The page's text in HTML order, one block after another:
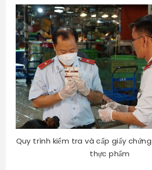
Quy trình kiểm tra và cấp giấy
thực phẩm